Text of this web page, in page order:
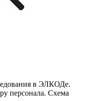
в ЭЛКОДе.
персонала. Схема